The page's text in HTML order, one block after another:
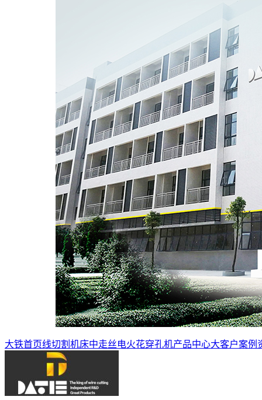
大铁首页线切割机床中走丝电火花穿孔机产品中心大客户案例